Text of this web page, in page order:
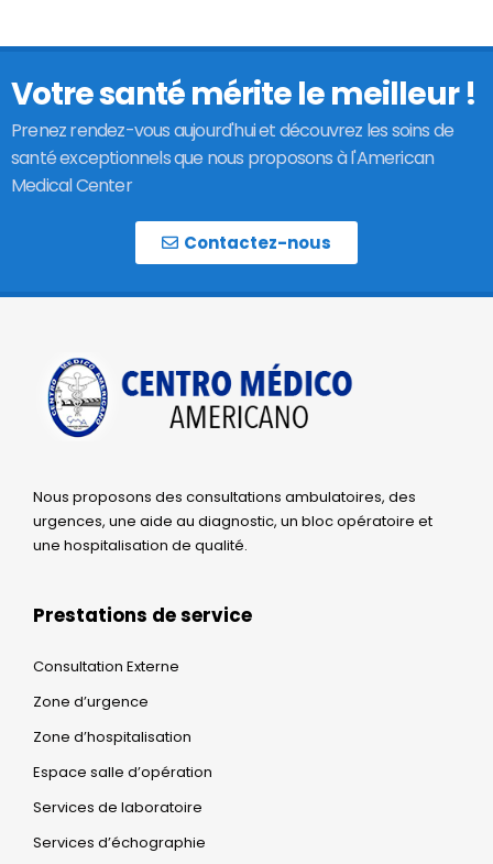
Votre santé mérite le meilleur !
Prenez rendez-vous aujourd'hui et découvrez les soins de
santé exceptionnels que nous proposons à l'American
Medical Center
Contactez-nous
Nous proposons des consultations ambulatoires, des
urgences, une aide au diagnostic, un bloc opératoire et
une hospitalisation de qualité.
Prestations de service
Consultation Externe
Zone d’urgence
Zone d’hospitalisation
Espace salle d’opération
Services de laboratoire
Services d’échographie